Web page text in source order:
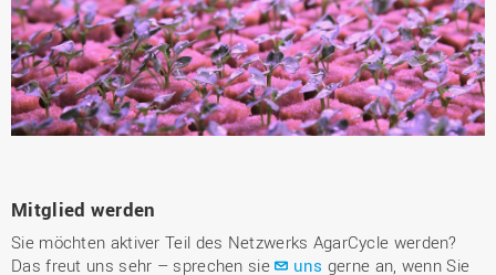
Mitglied werden
Sie möchten aktiver Teil des Netzwerks AgarCycle werden?
Das freut uns sehr – sprechen sie
uns gerne an, wenn Sie